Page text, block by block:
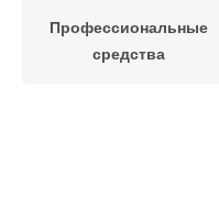
Профессиональные
средства